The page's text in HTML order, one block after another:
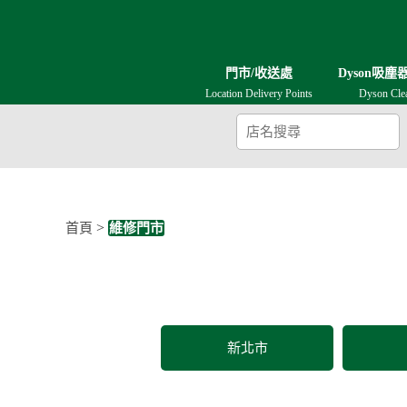
門市/收送處
Location Delivery Points
Dyson吸塵
Dyson
首頁 > 維修門市
新北市